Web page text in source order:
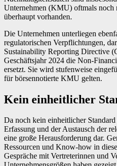
Unternehmen (KMU) oftmals
überhaupt vorhanden.
Die Unternehmen unterliegen
regulatorischen Verpflichtungen,
Sustainability Reporting Directive
Geschäftsjahr 2024 die Non-
ersetzt. Sie wird stufenweise
für börsennotierte KMU gelten.
Kein einheitlicher
Da noch kein einheitlicher
Erfassung und der Austausch der
eine große Herausforderung dar.
­Ressourcen und Know-how in
Gespräche mit Vertreterinnen und